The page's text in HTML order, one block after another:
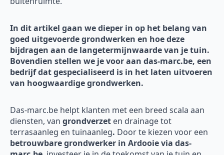
In dit artikel gaan we dieper in op het belang van
goed uitgevoerde grondwerken en hoe deze
bijdragen aan de langetermijnwaarde van je tuin.
Bovendien stellen we je voor aan das-marc.be, een
bedrijf dat gespecialiseerd is in het laten uitvoeren
van hoogwaardige grondwerken.
Das-marc.be helpt klanten met een breed scala aan
diensten, van grondverzet en drainage tot
terrasaanleg en tuinaanleg. Door te kiezen voor een
betrouwbare grondwerker in Ardooie via das-